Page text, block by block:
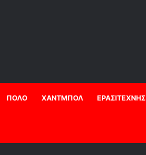
ΠΟΛΟ ΧΑΝΤΜΠΟΛ ΕΡΑΣΙΤΕΧΝΗΣ